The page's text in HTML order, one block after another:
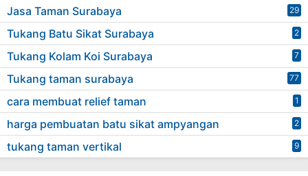
Jasa Taman Surabaya 29
Tukang Batu Sikat Surabaya 2
Tukang Kolam Koi Surabaya 7
Tukang taman surabaya 77
cara membuat relief taman 1
harga pembuatan batu sikat ampyangan 2
tukang taman vertikal 9